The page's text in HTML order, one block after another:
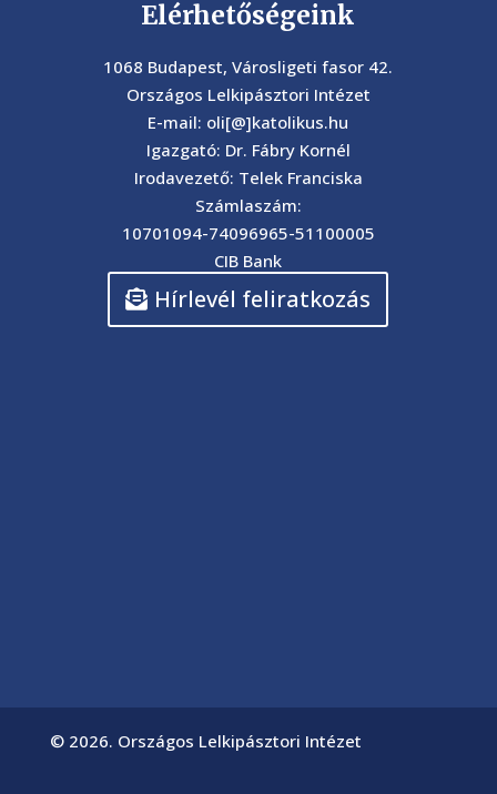
Elérhetőségeink
1068 Budapest, Városligeti fasor 42.
Országos Lelkipásztori Intézet
E-mail: oli[@]katolikus.hu
Igazgató: Dr. Fábry Kornél
Irodavezető: Telek Franciska
Számlaszám:
10701094-74096965-51100005
CIB Bank
Hírlevél feliratkozás
© 2026. Országos Lelkipásztori Intézet